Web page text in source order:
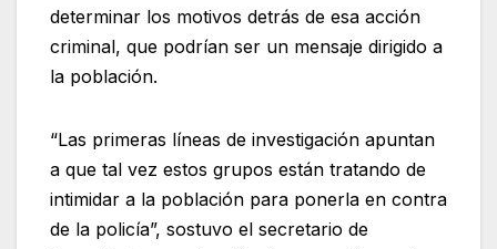
determinar los motivos detrás de esa acción
criminal, que podrían ser un mensaje dirigido a
la población.
“Las primeras líneas de investigación apuntan
a que tal vez estos grupos están tratando de
intimidar a la población para ponerla en contra
de la policía”, sostuvo el secretario de